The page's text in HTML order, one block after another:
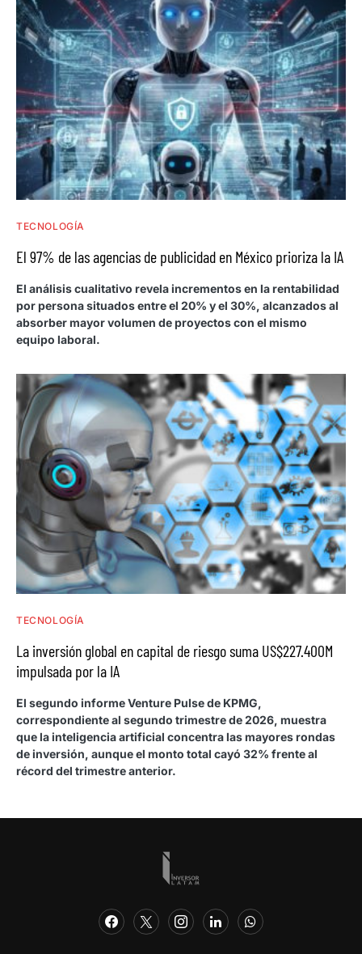
TECNOLOGÍA
El 97% de las agencias de publicidad en México prioriza la IA
El análisis cualitativo revela incrementos en la rentabilidad
por persona situados entre el 20% y el 30%, alcanzados al
absorber mayor volumen de proyectos con el mismo
equipo laboral.
TECNOLOGÍA
La inversión global en capital de riesgo suma US$227.400M
impulsada por la IA
El segundo informe Venture Pulse de KPMG,
correspondiente al segundo trimestre de 2026, muestra
que la inteligencia artificial concentra las mayores rondas
de inversión, aunque el monto total cayó 32% frente al
récord del trimestre anterior.